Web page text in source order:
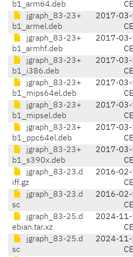
b1_arm64.deb
jgraph_83-23+
b1_armel.deb
2017-
jgraph_83-23+
b1_armhf.deb
2017-
jgraph_83-23+
b1_i386.deb
2017-
jgraph_83-23+
b1_mips64el.deb
2017-
jgraph_83-23+
b1_mipsel.deb
2017-
jgraph_83-23+
b1_ppc64el.deb
2017-
jgraph_83-23+
b1_s390x.deb
2017-
jgraph_83-23.d
iff.gz
2016-
jgraph_83-23.d
sc
2016-
jgraph_83-25.d
ebian.tar.xz
2024-
jgraph_83-25.d
sc
2024-